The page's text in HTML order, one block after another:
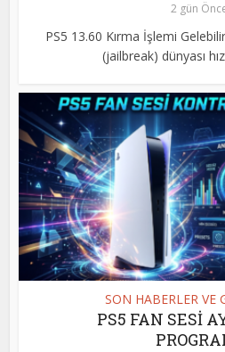
2 gün
PS5 13.60 Kırma İşlemi
(jailbreak) dünyası
SON HABERLER VE
PS5 FAN SESİ